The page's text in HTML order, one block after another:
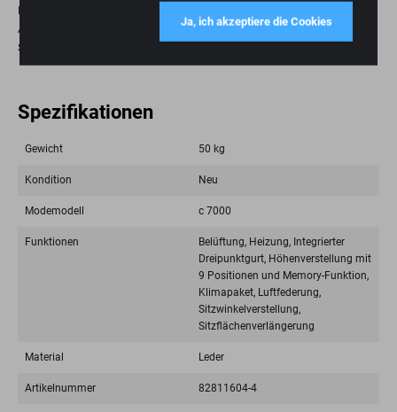
Ja, ich akzeptiere die Cookies
Belüftung
Ausstiegsmodus Fahrwerk
Schwarzes Leder in Kombination mit Stoff 3D Aero Silber
Spezifikationen
Gewicht 50 kg
Kondition Neu
Modemodell c 7000
Funktionen
Belüftung, Heizung, Integrierter
Dreipunktgurt, Höhenverstellung mit
9 Positionen und Memory-Funktion,
Klimapaket, Luftfederung,
Sitzwinkelverstellung,
Sitzflächenverlängerung
Material Leder
Artikelnummer 82811604-4